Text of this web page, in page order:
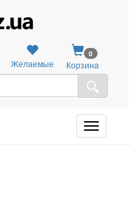
Желаемые
0
Корзина